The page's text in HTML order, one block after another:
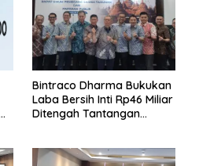
Bintraco Dharma Bukukan
Laba Bersih Inti Rp46 Miliar
Ditengah Tantangan